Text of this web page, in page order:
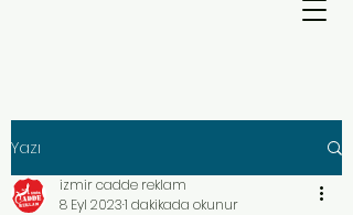
Yazı
izmir cadde reklam
8 Eyl 20231 dakikada okunur